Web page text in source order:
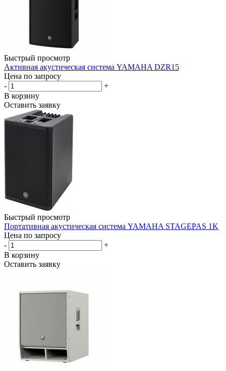
Быстрый просмотр
Активная акустическая система YAMAHA DZR15
Цена по запросу
-
+
В корзину
Оставить заявку
Быстрый просмотр
Портативная акустическая система YAMAHA STAGEPAS 1K
Цена по запросу
-
+
В корзину
Оставить заявку